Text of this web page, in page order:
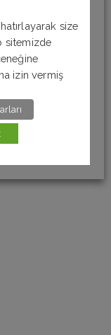
size
sitemizde
izin vermiş